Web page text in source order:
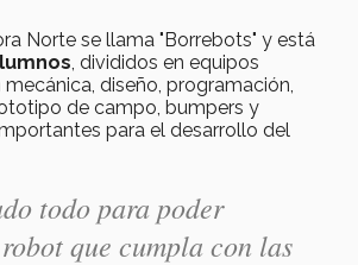
Norte se llama "Borrebots" y está
, divididos en equipos
diseño, programación,
de campo, bumpers y
para el desarrollo del
todo para poder
que cumpla con las